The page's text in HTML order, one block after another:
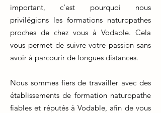
important, c'est pourquoi nous
privilégions les formations naturopathes
proches de chez vous à Vodable. Cela
vous permet de suivre votre passion sans
avoir à parcourir de longues distances.
Nous sommes fiers de travailler avec des
établissements de formation naturopathe
fiables et réputés à Vodable, afin de vous